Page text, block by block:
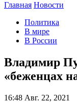
Главная Новости
Политика
В мире
В России
Владимир
«беженцах
16:48 Авг. 22, 2021